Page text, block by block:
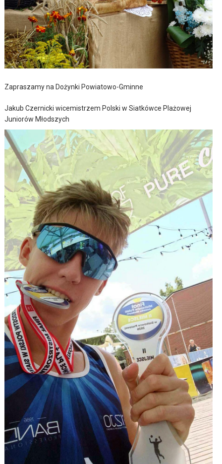
Zapraszamy na Dożynki Powiatowo-Gminne
Jakub Czernicki wicemistrzem Polski w Siatkówce Plażowej
Juniorów Młodszych